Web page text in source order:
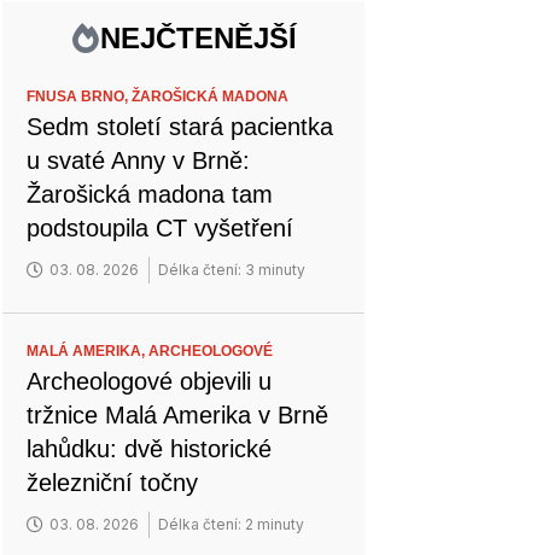
NEJČTENĚJŠÍ
FNUSA BRNO,ŽAROŠICKÁ MADONA
Sedm století stará pacientka
u svaté Anny v Brně:
Žarošická madona tam
podstoupila CT vyšetření
03. 08. 2026 Délka čtení: 3 minuty
MALÁ AMERIKA,ARCHEOLOGOVÉ
Archeologové objevili u
tržnice Malá Amerika v Brně
lahůdku: dvě historické
železniční točny
03. 08. 2026 Délka čtení: 2 minuty